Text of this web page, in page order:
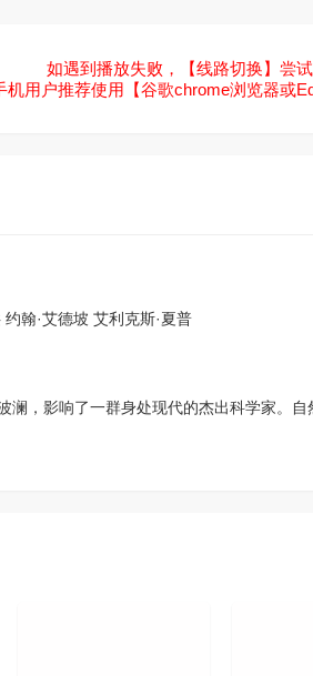
如遇到播放失败，【线路切换】尝试
机用户推荐使用【谷歌chrome浏览器或
约翰·艾德坡 艾利克斯·夏普
，影响了一群身处现代的杰出科学家。